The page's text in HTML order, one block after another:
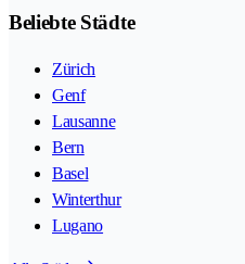
Beliebte Städte
Zürich
Genf
Lausanne
Bern
Basel
Winterthur
Lugano